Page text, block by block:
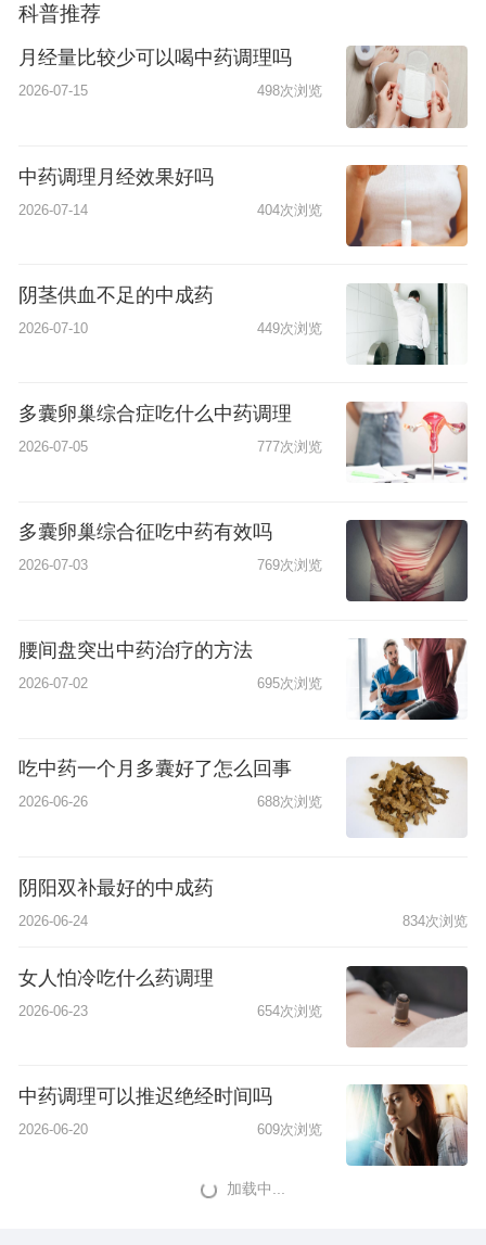
科普推荐
月经量比较少可以喝中药调理吗
2026-07-15 498次浏览
中药调理月经效果好吗
2026-07-14 404次浏览
阴茎供血不足的中成药
2026-07-10 449次浏览
多囊卵巢综合症吃什么中药调理
2026-07-05 777次浏览
多囊卵巢综合征吃中药有效吗
2026-07-03 769次浏览
腰间盘突出中药治疗的方法
2026-07-02 695次浏览
吃中药一个月多囊好了怎么回事
2026-06-26 688次浏览
阴阳双补最好的中成药
2026-06-24 834次浏览
女人怕冷吃什么药调理
2026-06-23 654次浏览
中药调理可以推迟绝经时间吗
2026-06-20 609次浏览
加载中...